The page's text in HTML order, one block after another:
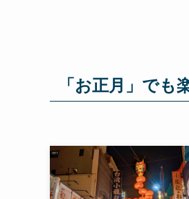
「お正月」で